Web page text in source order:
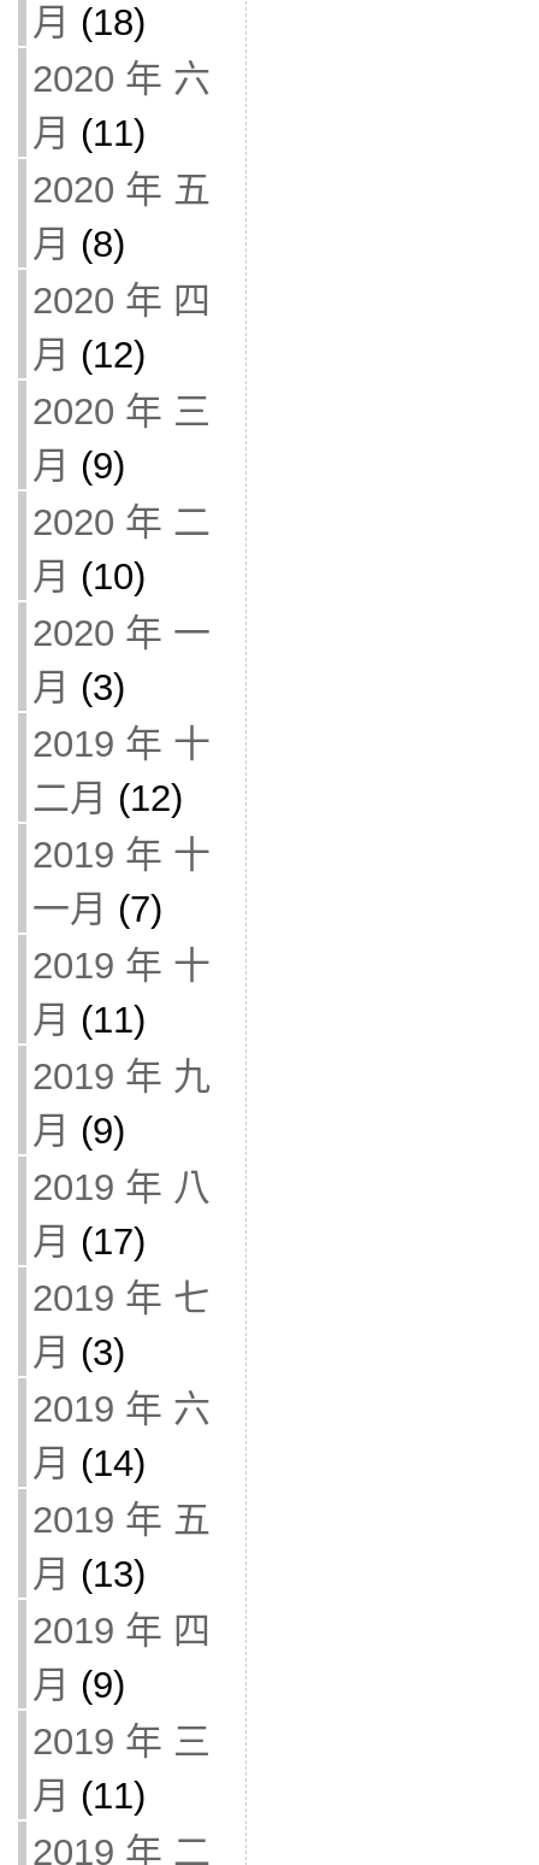
月 (18)
2020 年 六
月 (11)
2020 年 五
月 (8)
2020 年 四
月 (12)
2020 年 三
月 (9)
2020 年 二
月 (10)
2020 年 一
月 (3)
2019 年 十
二月 (12)
2019 年 十
一月 (7)
2019 年 十
月 (11)
2019 年 九
月 (9)
2019 年 八
月 (17)
2019 年 七
月 (3)
2019 年 六
月 (14)
2019 年 五
月 (13)
2019 年 四
月 (9)
2019 年 三
月 (11)
2019 年 二